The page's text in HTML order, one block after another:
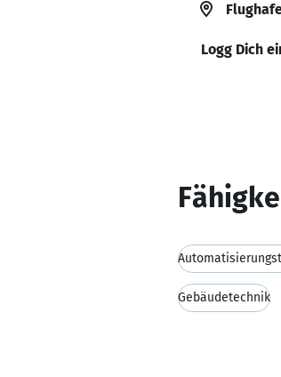
Logg Dich
Gebäudetechnik